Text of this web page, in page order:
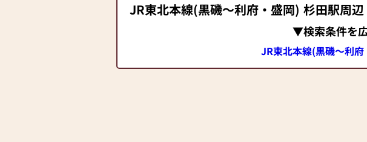
JR東北本線(黒磯～利府・盛岡) 杉田駅周
▼検索条件を
JR東北本線(黒磯～利